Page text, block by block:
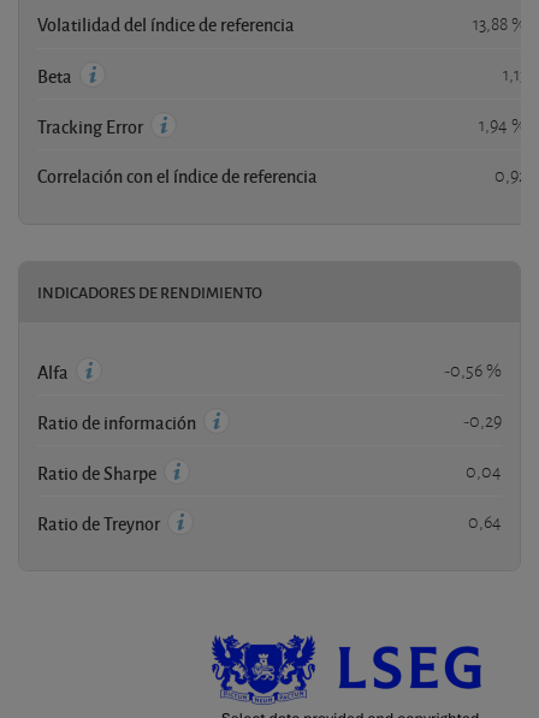
Volatilidad del índice de referencia 13,88 %
Beta 1,13
Tracking Error 1,94 %
Correlación con el índice de referencia 0,92
INDICADORES DE RENDIMIENTO
Alfa -0,56 %
Ratio de información -0,29
Ratio de Sharpe 0,04
Ratio de Treynor 0,64